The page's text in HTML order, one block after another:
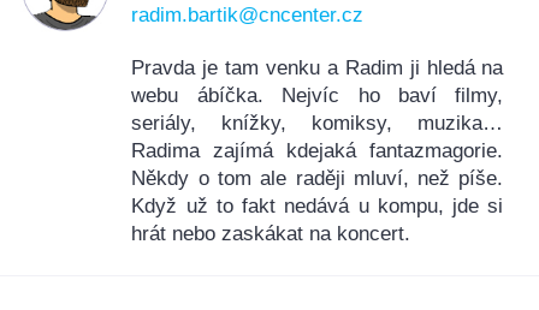
radim.bartik@cncenter.cz
Pravda je tam venku a Radim ji hledá na
webu ábíčka. Nejvíc ho baví filmy,
seriály, knížky, komiksy, muzika…
Radima zajímá kdejaká fantazmagorie.
Někdy o tom ale raději mluví, než píše.
Když už to fakt nedává u kompu, jde si
hrát nebo zaskákat na koncert.